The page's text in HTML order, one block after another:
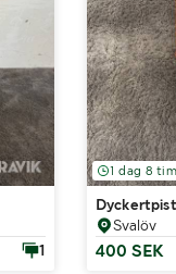
1
1 dag 8 tim
Svalöv
400 SEK